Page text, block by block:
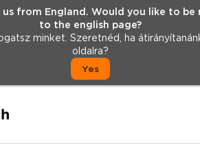
us from England. Would you like to be
to the english page?
minket. Szeretnéd, ha
oldalra?
Yes